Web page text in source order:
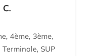
4ème, 3ème,
SUP